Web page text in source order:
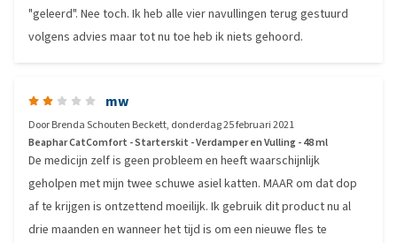
"geleerd". Nee toch. Ik heb alle vier navullingen terug gestuurd
volgens advies maar tot nu toe heb ik niets gehoord.
mw
DoorBrenda Schouten Beckett, donderdag 25 februari 2021
Beaphar CatComfort - Starterskit - Verdamper en Vulling - 48 ml
De medicijn zelf is geen probleem en heeft waarschijnlijk
geholpen met mijn twee schuwe asiel katten. MAAR om dat dop
af te krijgen is ontzettend moeilijk. Ik gebruik dit product nu al
drie maanden en wanneer het tijd is om een nieuwe fles te